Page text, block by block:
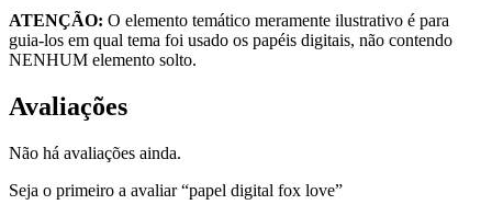
ATENÇÃO: O elemento temático meramente ilustrativo é para
guia-los em qual tema foi usado os papéis digitais, não contendo
NENHUM elemento solto.
Avaliações
Não há avaliações ainda.
Seja o primeiro a avaliar “papel digital fox love”